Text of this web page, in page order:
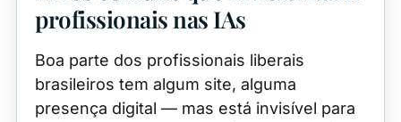
profissionais nas IAs
Boa parte dos profissionais liberais
brasileiros tem algum site, alguma
presença digital — mas está invisível para